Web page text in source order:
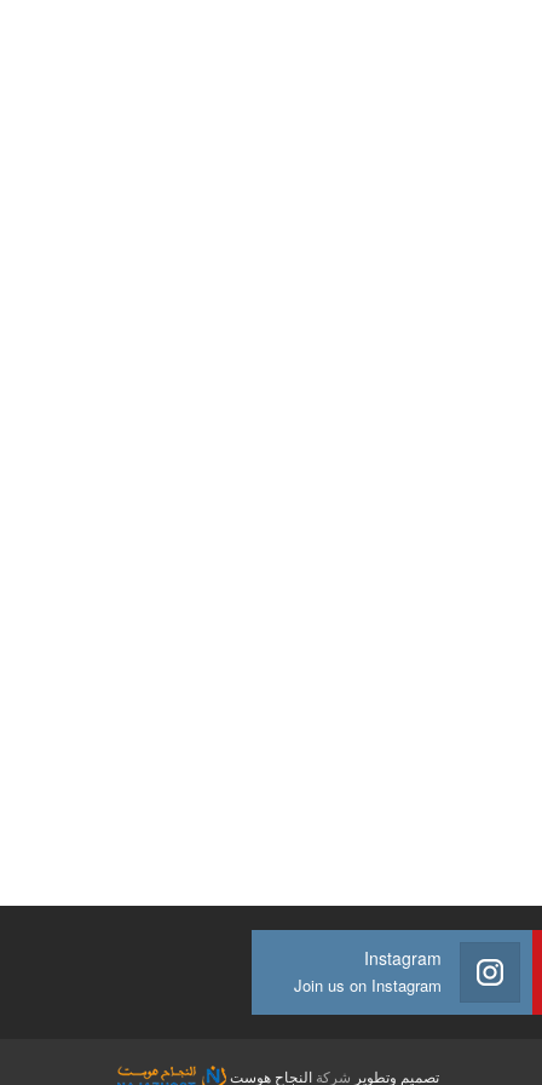
Instagram
Join us on Instagram
تصميم وتطوير شركة النجاح هوست